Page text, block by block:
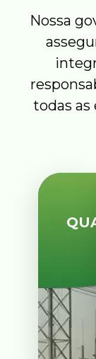
Nossa
todas as